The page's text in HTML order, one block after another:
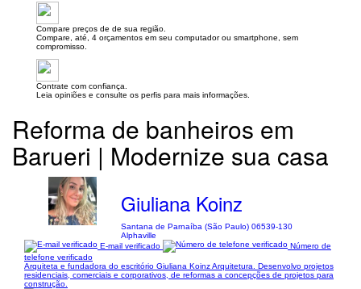
Compare preços de de sua região.
Compare, até, 4 orçamentos em seu computador ou smartphone, sem
compromisso.
Contrate com confiança.
Leia opiniões e consulte os perfis para mais informações.
Reforma de banheiros em
Barueri | Modernize sua casa
Giuliana Koinz
Santana de Parnaíba (São Paulo) 06539-130
Alphaville
E-mail verificado
Número de
telefone verificado
Arquiteta e fundadora do escritório Giuliana Koinz Arquitetura. Desenvolvo projetos
residenciais, comerciais e corporativos, de reformas a concepções de projetos para
construção.